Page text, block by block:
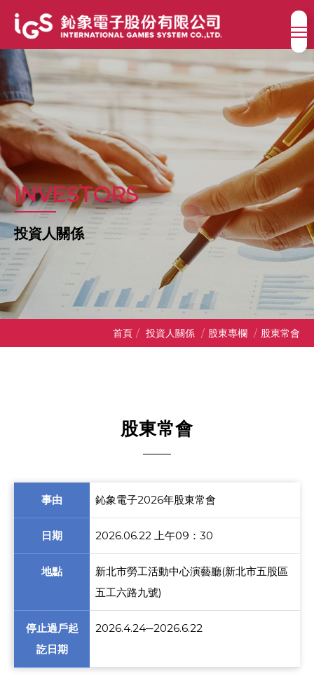
INVESTORS
投資人關係
首頁 / 投資人關係 / 股東專欄 / 股東常會
股東常會
事由 鈊象電子2026年股東常會
日期 2026.06.22 上午09：30
地點
新北市勞工活動中心演藝廳(新北市五股區
五工六路九號)
停止過戶起
訖日期
2026.4.24─2026.6.22